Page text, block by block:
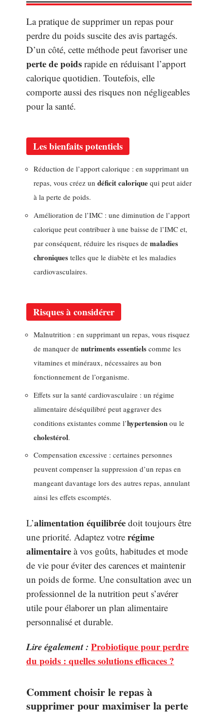
La pratique de supprimer un repas pour
perdre du poids suscite des avis partagés.
D’un côté, cette méthode peut favoriser une
perte de poids rapide en réduisant l’apport
calorique quotidien. Toutefois, elle
comporte aussi des risques non négligeables
pour la santé.
Les bienfaits potentiels
Réduction de l’apport calorique : en supprimant un
repas, vous créez un déficit calorique qui peut aider
à la perte de poids.
Amélioration de l’IMC : une diminution de l’apport
calorique peut contribuer à une baisse de l’IMC et,
par conséquent, réduire les risques de maladies
chroniques telles que le diabète et les maladies
cardiovasculaires.
Risques à considérer
Malnutrition : en supprimant un repas, vous risquez
de manquer de nutriments essentiels comme les
vitamines et minéraux, nécessaires au bon
fonctionnement de l’organisme.
Effets sur la santé cardiovasculaire : un régime
alimentaire déséquilibré peut aggraver des
conditions existantes comme l’hypertension ou le
cholestérol.
Compensation excessive : certaines personnes
peuvent compenser la suppression d’un repas en
mangeant davantage lors des autres repas, annulant
ainsi les effets escomptés.
L’alimentation équilibrée doit toujours être
une priorité. Adaptez votre régime
alimentaire à vos goûts, habitudes et mode
de vie pour éviter des carences et maintenir
un poids de forme. Une consultation avec un
professionnel de la nutrition peut s’avérer
utile pour élaborer un plan alimentaire
personnalisé et durable.
Lire également : Probiotique pour perdre
du poids : quelles solutions efficaces ?
Comment choisir le repas à
supprimer pour maximiser la perte